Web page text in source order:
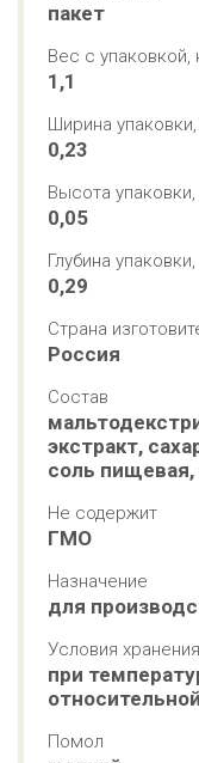
пакет
Вес с упаковкой,
1,1
Ширина
0,23
Высота
0,05
Глубина
0,29
Страна
Россия
Состав
экстракт,
соль пищевая,
Не содержит
ГМО
Назначение
для
Условия хранения
при
Помол